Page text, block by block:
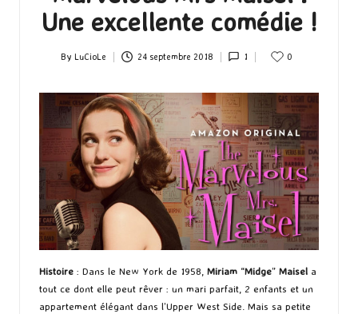
Une excellente comédie !
Posted
By LuCioLe 24 septembre 2018 1 0
Histoire : Dans le New York de 1958, Miriam “Midge” Maisel a
tout ce dont elle peut rêver : un mari parfait, 2 enfants et un
appartement élégant dans l’Upper West Side. Mais sa petite